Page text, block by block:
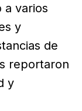
a varios
y
de
reportaron
y